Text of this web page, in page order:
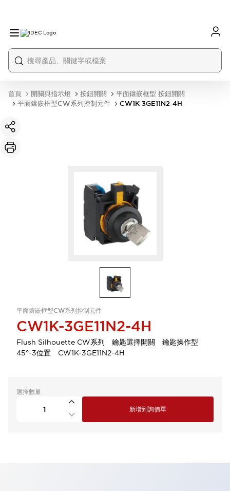
首頁 開關與指示燈 按鈕開關
平面鑲嵌框型 按鈕開關
平面鑲嵌框型CW系列控制元件
CW1K-3GE11N2-4H
平面鑲嵌框型CW系列控制元件
CW1K-3GE11N2-4H
Flush Silhouette CW系列 鑰匙選擇開關 鑰匙操作型
45°-3位置 CW1K-3GE11N2-4H
選擇數量
新增到詢價單